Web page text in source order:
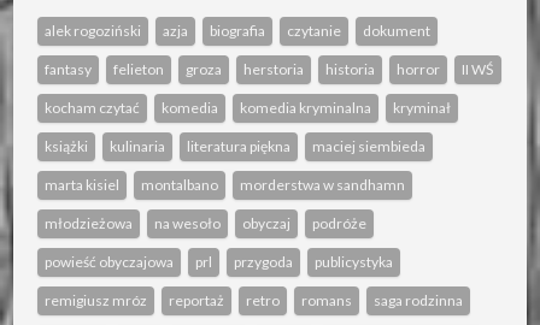
alek rogoziński azja biografia czytanie dokument
fantasy felieton groza herstoria historia horror II WŚ
kocham czytać komedia komedia kryminalna kryminał
książki kulinaria literatura piękna maciej siembieda
marta kisiel montalbano morderstwa w sandhamn
młodzieżowa na wesoło obyczaj podróże
powieść obyczajowa prl przygoda publicystyka
remigiusz mróz reportaż retro romans saga rodzinna